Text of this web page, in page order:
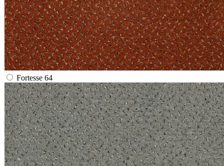
Fortesse 64